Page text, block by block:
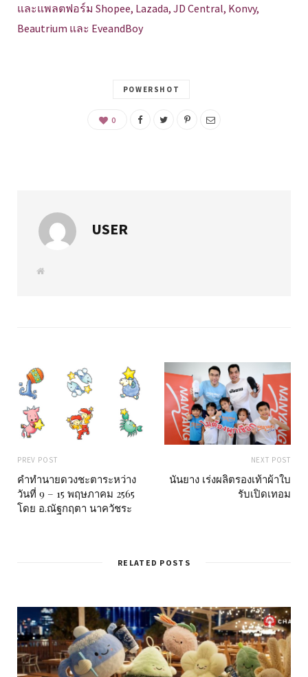
และแพลตฟอร์ม Shopee, Lazada, JD Central, Konvy,
Beautrium และ EveandBoy
POWERSHOT
0
USER
W
PREV POST
คำทำนายดวงชะตาระหว่าง
วันที่ 9 – 15 พฤษภาคม 2565
โดย อ.ณัฐกฤตา นาควัชระ
NEXT POST
นันยาง เร่งผลิตรองเท้าผ้าใบ
รับเปิดเทอม
RELATED POSTS